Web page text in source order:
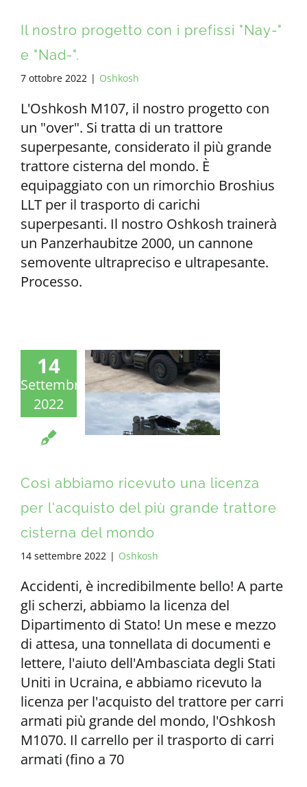
Il nostro progetto con i prefissi "Nay-"
e "Nad-".
7 ottobre 2022 | Oshkosh
L'Oshkosh M107, il nostro progetto con
un "over". Si tratta di un trattore
superpesante, considerato il più grande
trattore cisterna del mondo. È
equipaggiato con un rimorchio Broshius
LLT per il trasporto di carichi
superpesanti. Il nostro Oshkosh trainerà
un Panzerhaubitze 2000, un cannone
semovente ultrapreciso e ultrapesante.
Processo.
14
Settembre
2022
Così abbiamo ricevuto una licenza
per l'acquisto del più grande trattore
cisterna del mondo
14 settembre 2022 | Oshkosh
Accidenti, è incredibilmente bello! A parte
gli scherzi, abbiamo la licenza del
Dipartimento di Stato! Un mese e mezzo
di attesa, una tonnellata di documenti e
lettere, l'aiuto dell'Ambasciata degli Stati
Uniti in Ucraina, e abbiamo ricevuto la
licenza per l'acquisto del trattore per carri
armati più grande del mondo, l'Oshkosh
M1070. Il carrello per il trasporto di carri
armati (fino a 70